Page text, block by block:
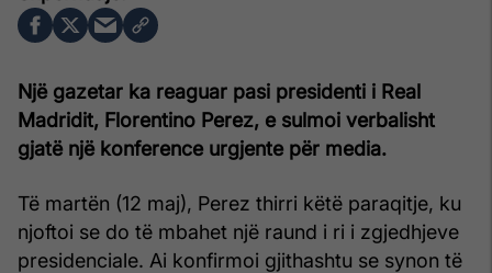
Një gazetar ka reaguar pasi presidenti i Real
Madridit, Florentino Perez, e sulmoi verbalisht
gjatë një konference urgjente për media.
Të martën (12 maj), Perez thirri këtë paraqitje, ku
njoftoi se do të mbahet një raund i ri i zgjedhjeve
presidenciale. Ai konfirmoi gjithashtu se synon të